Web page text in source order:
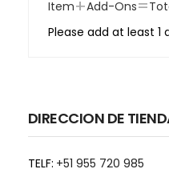
Item+Add-Ons=
Please add at least
DIRECCION DE
TELF: +51 955 720 985